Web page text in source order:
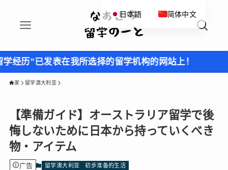
在我所选择的留学机构的网站上！
家 留学澳大利亚
【準備ガイド】オーストラリア留学で後
悔しないために日本から持っていくべき
物・アイテム
广告 留学澳大利亚
初步准备的生活
日本語 简体中文